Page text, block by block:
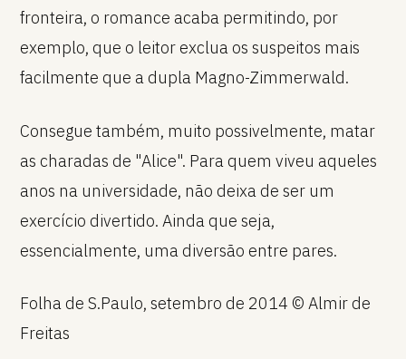
fronteira, o romance acaba permitindo, por
exemplo, que o leitor exclua os suspeitos mais
facilmente que a dupla Magno-Zimmerwald.
Consegue também, muito possivelmente, matar
as charadas de "Alice". Para quem viveu aqueles
anos na universidade, não deixa de ser um
exercício divertido. Ainda que seja,
essencialmente, uma diversão entre pares.
Folha de S.Paulo, setembro de 2014 © Almir de
Freitas